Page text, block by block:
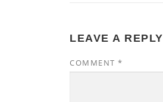
LEAVE A REPLY
COMMENT *